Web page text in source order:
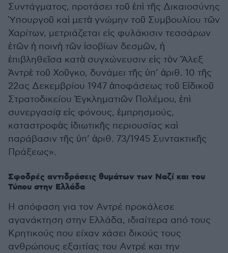
Συντάγματος, προτάσει τοῦ ἐπὶ τῆς Δικαιοσύνης
Ὑπουργοῦ καὶ μετὰ γνώμην τοῦ Συμβουλίου τῶν
Χαρίτων, μετριάζεται εἰς φυλάκισιν τεσσάρων
ἐτῶν ἡ ποινὴ τῶν ἰσοβίων δεσμῶν, ἡ
ἐπιβληθεῖσα κατὰ συγχώνευσιν εἰς τὸν Ἄλεξ
Ἀντρὲ τοῦ Χοῦγκο, δυνάμει τῆς ὑπ’ ἀριθ. 10 τῆς
22ας Δεκεμβρίου 1947 ἀποφάσεως τοῦ Εἰδικοῦ
Στρατοδικείου Ἐγκληματιῶν Πολέμου, ἐπὶ
συνεργασίᾳ εἰς φόνους, ἐμπρησμούς,
καταστροφὰς ἰδιωτικῆς περιουσίας καὶ
παράβασιν τῆς ὑπ’ ἀριθ. 73/1945 Συντακτικῆς
Πράξεως».
Σφοδρές αντιδράσεις θυμάτων των Ναζί και του
Τύπου στην Ελλάδα
Η απόφαση για τον Αντρέ προκάλεσε
αγανάκτηση στην Ελλάδα, ιδιαίτερα από τους
Κρητικούς που είχαν χάσει δικούς τους
ανθρώπους εξαιτίας του Αντρέ και την